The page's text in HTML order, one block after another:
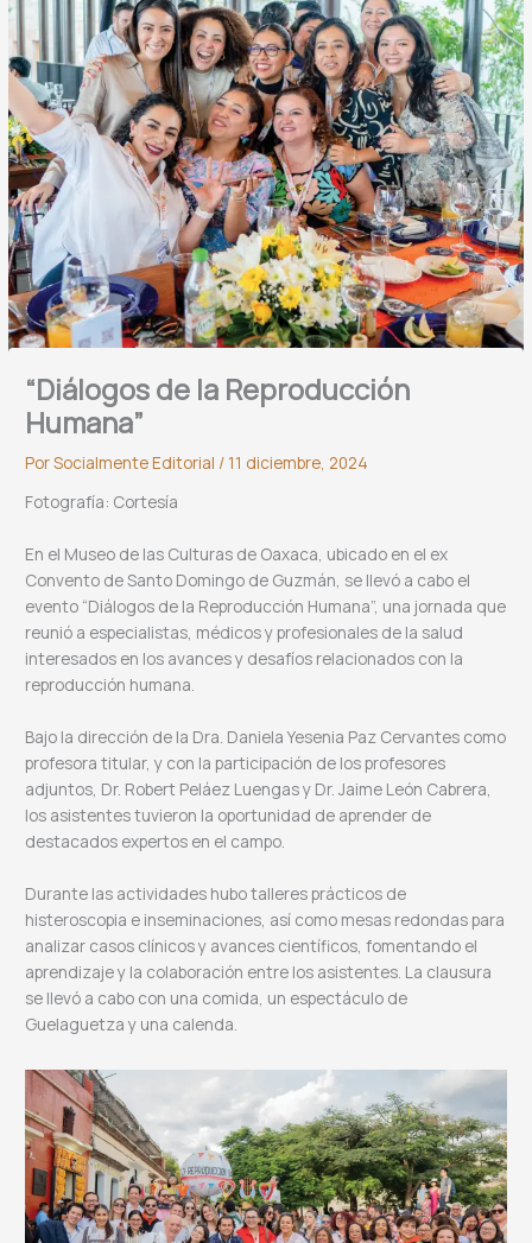
“Diálogos de la Reproducción
Humana”
PorSocialmente Editorial / 11 diciembre, 2024
Fotografía: Cortesía
En el Museo de las Culturas de Oaxaca, ubicado en el ex
Convento de Santo Domingo de Guzmán, se llevó a cabo el
evento “Diálogos de la Reproducción Humana”, una jornada que
reunió a especialistas, médicos y profesionales de la salud
interesados en los avances y desafíos relacionados con la
reproducción humana.
Bajo la dirección de la Dra. Daniela Yesenia Paz Cervantes como
profesora titular, y con la participación de los profesores
adjuntos, Dr. Robert Peláez Luengas y Dr. Jaime León Cabrera,
los asistentes tuvieron la oportunidad de aprender de
destacados expertos en el campo.
Durante las actividades hubo talleres prácticos de
histeroscopia e inseminaciones, así como mesas redondas para
analizar casos clínicos y avances científicos, fomentando el
aprendizaje y la colaboración entre los asistentes. La clausura
se llevó a cabo con una comida, un espectáculo de
Guelaguetza y una calenda.